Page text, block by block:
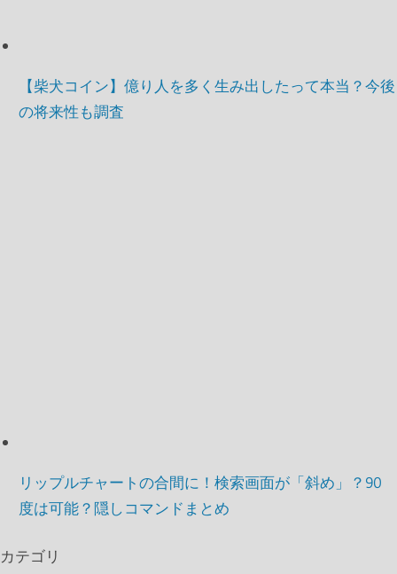
【柴犬コイン】億り人を多く生み出したって本当？今後
の将来性も調査
リップルチャートの合間に！検索画面が「斜め」？90
度は可能？隠しコマンドまとめ
カテゴリ